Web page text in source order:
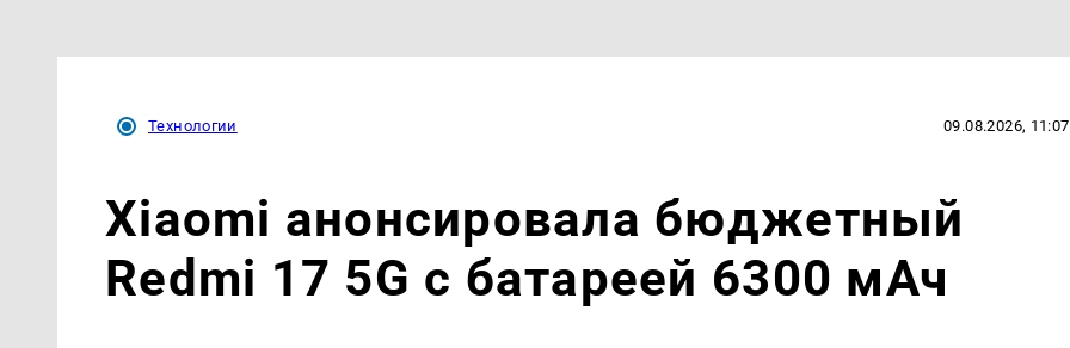
Технологии 09.08.2026, 11:07
Xiaomi анонсировала бюджетный
Redmi 17 5G с батареей 6300 мАч